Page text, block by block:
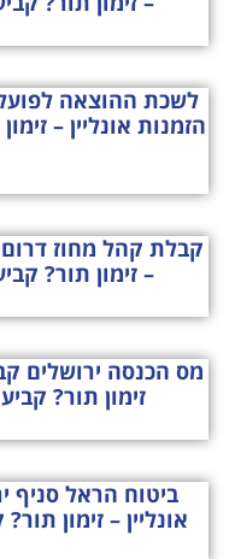
לשכת ההוצאה
הזמנות אונליין –
קבלת קהל מחוז דרום
– זימון תור?
מס הכנסה ירושלים
זימון תור?
ביטוח הראל סניף
אונליין – זימון